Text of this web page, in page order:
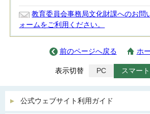
教育委員会事務局文化財課へのお問
ォームをご利用ください。
前のページへ戻る ホ
表示切替 PC スマー
公式ウェブサイト利用ガイド